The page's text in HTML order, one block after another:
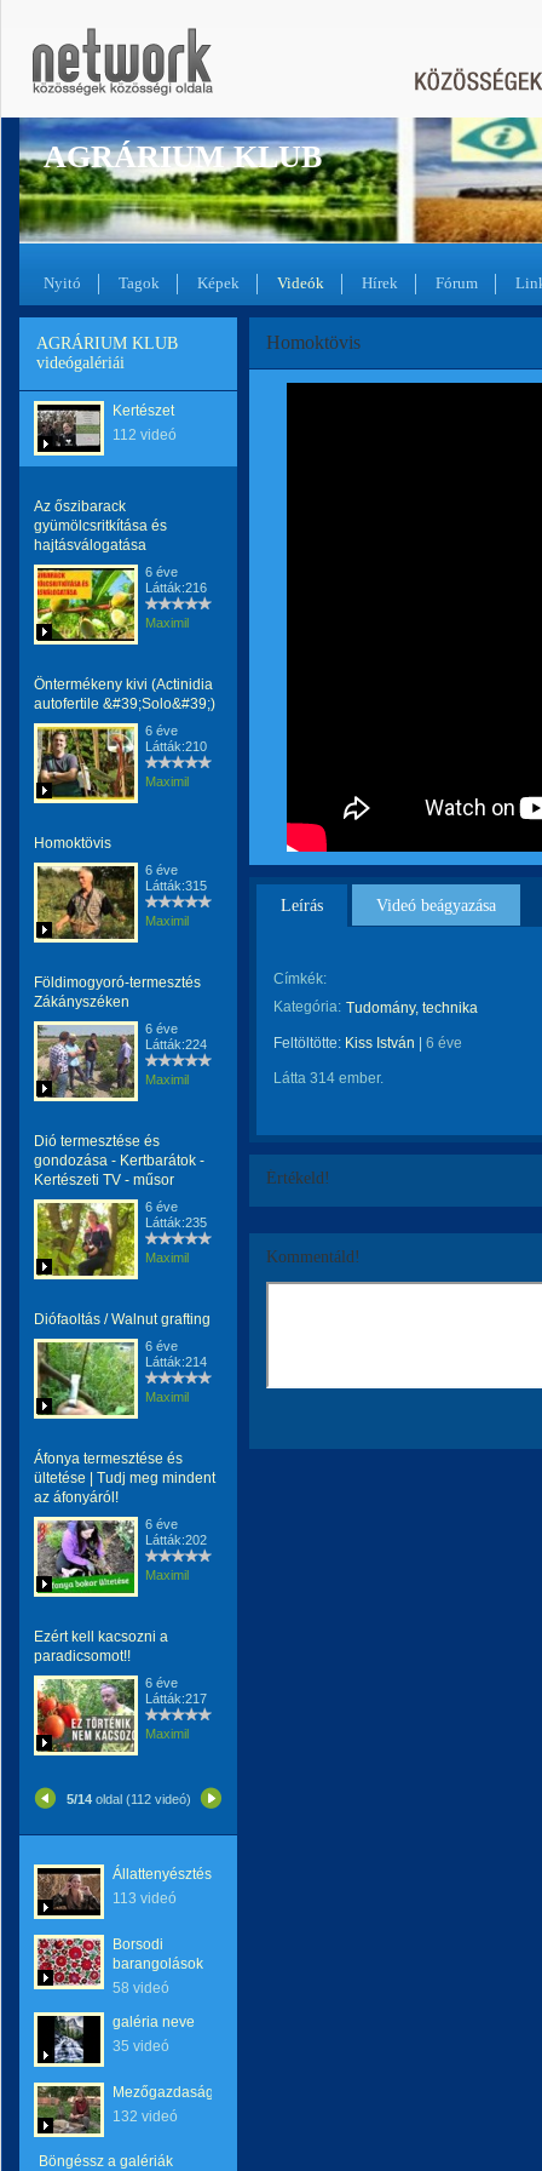
AGRÁRIUM KLUB
Nyitó Tagok Képek Videók Hírek Fórum
AGRÁRIUM KLUB
videógalériái
Kertészet
112 videó
Az őszibarack
gyümölcsritkítása és
hajtásválogatása
6 éve
Látták:216
Maximil
Öntermékeny kivi (Actinidia
autofertile &#39;Solo&#39;)
6 éve
Látták:210
Maximil
Homoktövis
6 éve
Látták:315
Maximil
Földimogyoró-termesztés
Zákányszéken
6 éve
Látták:224
Maximil
Dió termesztése és
gondozása - Kertbarátok -
Kertészeti TV - műsor
6 éve
Látták:235
Maximil
Diófaoltás / Walnut grafting
6 éve
Látták:214
Maximil
Áfonya termesztése és
ültetése | Tudj meg mindent
az áfonyáról!
6 éve
Látták:202
Maximil
Ezért kell kacsozni a
paradicsomot!!
6 éve
Látták:217
Maximil
5/14oldal (112 videó)
Állattenyésztés
113 videó
Borsodi
barangolások
58 videó
galéria neve
35 videó
Mezőgazdaság
132 videó
Böngéssz a galériák
Homoktövis
Leírás Videó beágyazása
Címkék:
Kategória: Tudomány, technika
Feltöltötte: Kiss István 6 éve
Látta 314 ember.
Értékeld!
Kommentáld!